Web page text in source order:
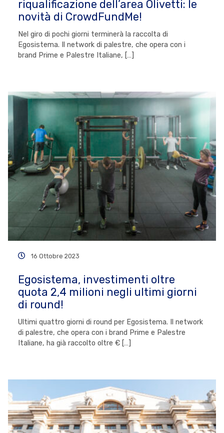
riqualificazione dell’area Olivetti: le
novità di CrowdFundMe!
Nel giro di pochi giorni terminerà la raccolta di
Egosistema. Il network di palestre, che opera con i
brand Prime e Palestre Italiane, […]
16 Ottobre 2023
Egosistema, investimenti oltre
quota 2,4 milioni negli ultimi giorni
di round!
Ultimi quattro giorni di round per Egosistema. Il network
di palestre, che opera con i brand Prime e Palestre
Italiane, ha già raccolto oltre € […]